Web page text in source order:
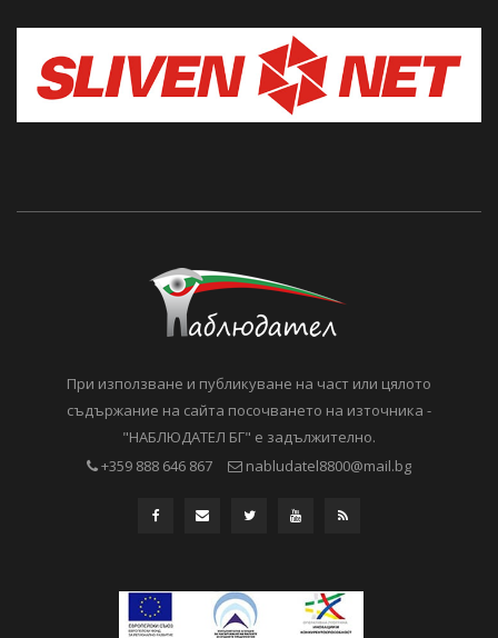
При използване и публикуване на част или цялото
съдържание на сайта посочването на източника -
"НАБЛЮДАТЕЛ БГ" е задължително.
+359 888 646 867
nabludatel8800@mail.bg